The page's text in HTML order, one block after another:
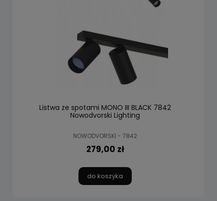
Listwa ze spotami MONO III BLACK 7842
Nowodvorski Lighting
NOWODVORSKI - 7842
279,00 zł
do koszyka